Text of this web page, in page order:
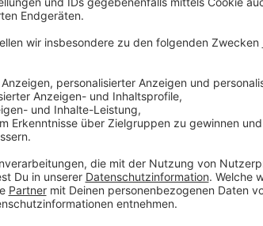
schlechten Zustand. Die Stadt müsse
Deutsche Fahrrad Club Leverkusen.
Weitere Meldungen
Anzeige
Gutachten für Leverkusener Currenta steht aus